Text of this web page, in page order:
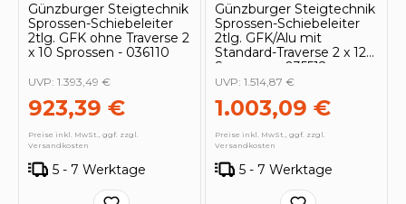
Günzburger Steigtechnik
Sprossen-Schiebeleiter
2tlg. GFK ohne Traverse 2
x 10 Sprossen - 036110
923,39 €
UVP: 1.393,49 €
Preise inkl. MwSt., ggf. zzgl.
Versandkosten
5 - 7 Werktage
Günzburger Steigtechnik
Sprossen-Schiebeleiter
2tlg. GFK/Alu mit
Standard-Traverse 2 x 12
Sprossen - 035512
1.003,09 €
UVP: 1.514,87 €
Preise inkl. MwSt., ggf. zzgl.
Versandkosten
5 - 7 Werktage